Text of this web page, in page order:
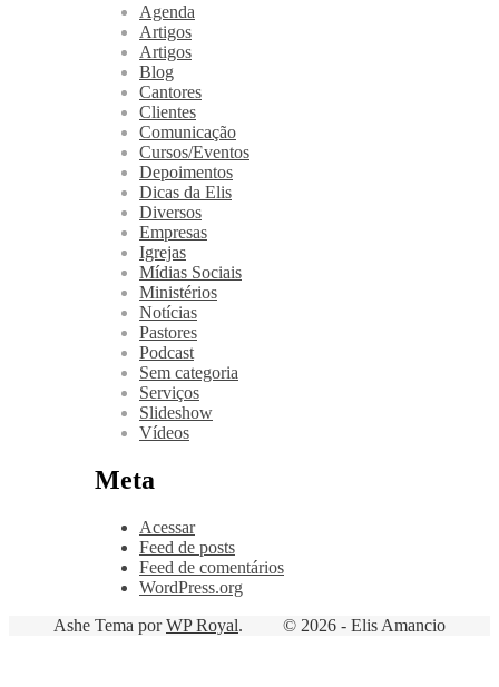
Agenda
Artigos
Artigos
Blog
Cantores
Clientes
Comunicação
Cursos/Eventos
Depoimentos
Dicas da Elis
Diversos
Empresas
Igrejas
Mídias Sociais
Ministérios
Notícias
Pastores
Podcast
Sem categoria
Serviços
Slideshow
Vídeos
Meta
Acessar
Feed de posts
Feed de comentários
WordPress.org
© 2026 - Elis Amancio
Ashe Tema porWP Royal.